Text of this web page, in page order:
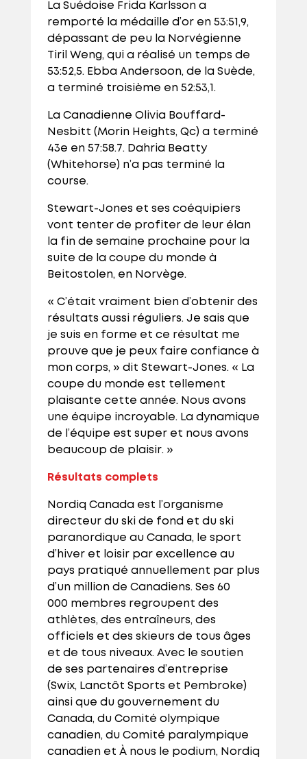
La Suédoise Frida Karlsson a
remporté la médaille d’or en 53:51,9,
dépassant de peu la Norvégienne
Tiril Weng, qui a réalisé un temps de
53:52,5. Ebba Andersoon, de la Suède,
a terminé troisième en 52:53,1.
La Canadienne Olivia Bouffard-
Nesbitt (Morin Heights, Qc) a terminé
43e en 57:58.7. Dahria Beatty
(Whitehorse) n’a pas terminé la
course.
Stewart-Jones et ses coéquipiers
vont tenter de profiter de leur élan
la fin de semaine prochaine pour la
suite de la coupe du monde à
Beitostolen, en Norvège.
« C’était vraiment bien d’obtenir des
résultats aussi réguliers. Je sais que
je suis en forme et ce résultat me
prouve que je peux faire confiance à
mon corps, » dit Stewart-Jones. « La
coupe du monde est tellement
plaisante cette année. Nous avons
une équipe incroyable. La dynamique
de l’équipe est super et nous avons
beaucoup de plaisir. »
Résultats complets
Nordiq Canada est l’organisme
directeur du ski de fond et du ski
paranordique au Canada, le sport
d’hiver et loisir par excellence au
pays pratiqué annuellement par plus
d’un million de Canadiens. Ses 60
000 membres regroupent des
athlètes, des entraîneurs, des
officiels et des skieurs de tous âges
et de tous niveaux. Avec le soutien
de ses partenaires d’entreprise
(Swix, Lanctôt Sports et Pembroke)
ainsi que du gouvernement du
Canada, du Comité olympique
canadien, du Comité paralympique
canadien et À nous le podium, Nordiq